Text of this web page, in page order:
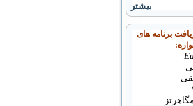
بیشتر
برنامه های
مگاهرتز